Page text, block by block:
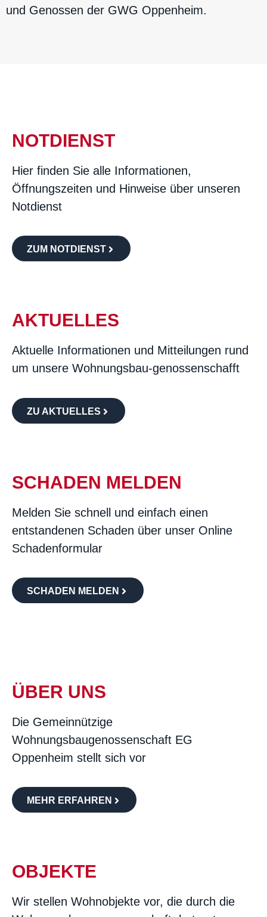
und Genossen der GWG Oppenheim.
NOTDIENST
Hier finden Sie alle Informationen,
Öffnungszeiten und Hinweise über unseren
Notdienst
ZUM NOTDIENST
AKTUELLES
Aktuelle Informationen und Mitteilungen rund
um unsere Wohnungsbau-genossenschafft
ZU AKTUELLES
SCHADEN MELDEN
Melden Sie schnell und einfach einen
entstandenen Schaden über unser Online
Schadenformular
SCHADEN MELDEN
ÜBER UNS
Die Gemeinnützige
Wohnungsbaugenossenschaft EG
Oppenheim stellt sich vor
MEHR ERFAHREN
OBJEKTE
Wir stellen Wohnobjekte vor, die durch die